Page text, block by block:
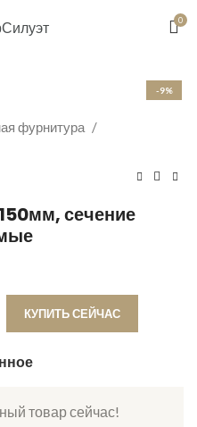
0
-9%
фурнитура
сечение
КУПИТЬ СЕЙЧАС
товар сейчас!
00-39